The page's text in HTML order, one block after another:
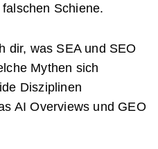
Schiene.
dir, was SEA und SEO
Mythen sich
Disziplinen
AI Overviews und GEO